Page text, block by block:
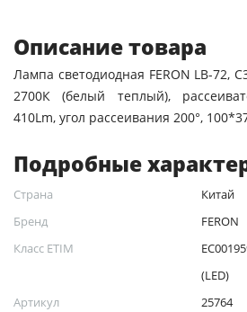
Описание товара
Лампа светодиодная FERON LB-72,
2700К (белый теплый),
410Lm, угол рассеивания 200°,
Подробные
Страна
Китай
Бренд
FERON
Класс ETIM
(LED)
Артикул
25764